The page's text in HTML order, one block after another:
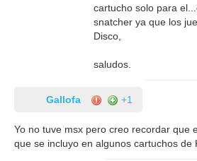
cartucho solo para
snatcher ya que los
Disco,
saludos.
Gallofa +1
Yo no tuve msx pero creo recordar que
que se incluyo en algunos cartuchos de